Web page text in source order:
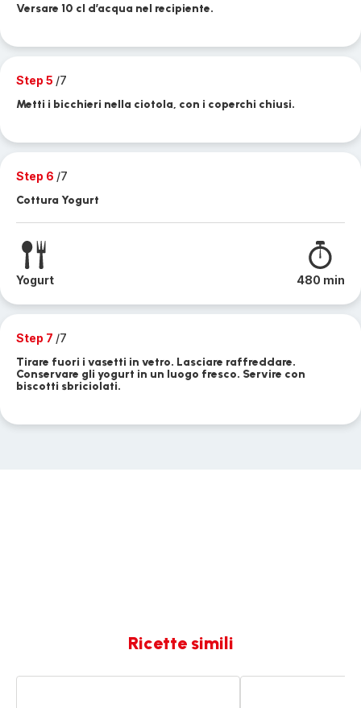
Versare 10 cl d’acqua nel recipiente.
Step 5 /7
Metti i bicchieri nella ciotola, con i coperchi chiusi.
Step 6 /7
Cottura Yogurt
Yogurt 480 min
Step 7 /7
Tirare fuori i vasetti in vetro. Lasciare raffreddare.
Conservare gli yogurt in un luogo fresco. Servire con
biscotti sbriciolati.
Ricette simili